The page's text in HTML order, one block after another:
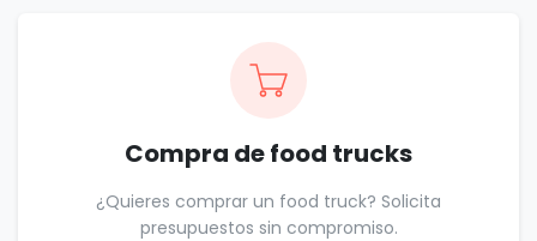
Compra de food trucks
¿Quieres comprar un food truck? Solicita
presupuestos sin compromiso.